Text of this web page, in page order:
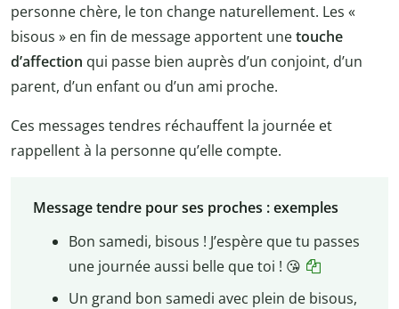
personne chère, le ton change naturellement. Les «
bisous » en fin de message apportent unetouche
d’affection qui passe bien auprès d’un conjoint, d’un
parent, d’un enfant ou d’un ami proche.
Ces messages tendres réchauffent la journée et
rappellent à la personne qu’elle compte.
Message tendre pour ses proches : exemples
Bon samedi, bisous ! J’espère que tu passes
une journée aussi belle que toi ! 😘
Un grand bon samedi avec plein de bisous,